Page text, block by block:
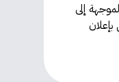
إلى
بإعلان